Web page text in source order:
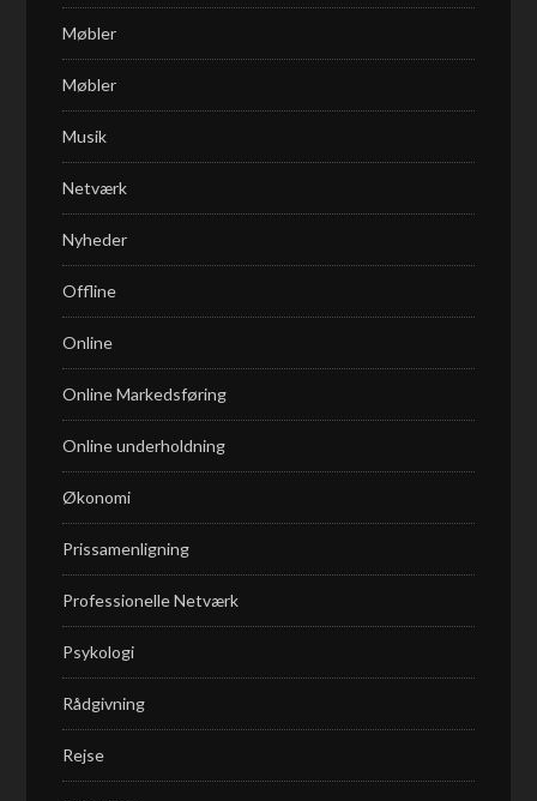
Møbler
Møbler
Musik
Netværk
Nyheder
Offline
Online
Online Markedsføring
Online underholdning
Økonomi
Prissamenligning
Professionelle Netværk
Psykologi
Rådgivning
Rejse